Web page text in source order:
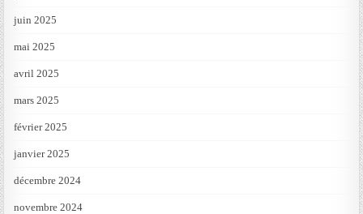
juin 2025
mai 2025
avril 2025
mars 2025
février 2025
janvier 2025
décembre 2024
novembre 2024